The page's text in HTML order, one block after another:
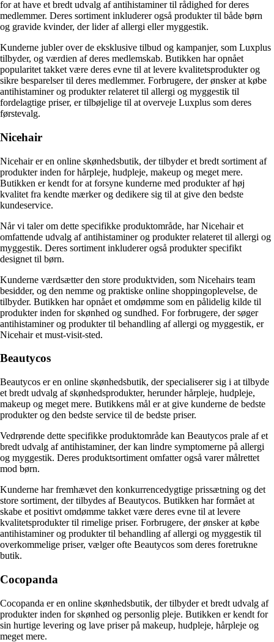
for at have et bredt udvalg af antihistaminer til rådighed for deres
medlemmer. Deres sortiment inkluderer også produkter til både børn
og gravide kvinder, der lider af allergi eller myggestik.
Kunderne jubler over de eksklusive tilbud og kampanjer, som Luxplus
tilbyder, og værdien af ​​deres medlemskab. Butikken har opnået
popularitet takket være deres evne til at levere kvalitetsprodukter og
sikre besparelser til deres medlemmer. Forbrugere, der ønsker at købe
antihistaminer og produkter relateret til allergi og myggestik til
fordelagtige priser, er tilbøjelige til at overveje Luxplus som deres
førstevalg.
Nicehair
Nicehair er en online skønhedsbutik, der tilbyder et bredt sortiment af
produkter inden for hårpleje, hudpleje, makeup og meget mere.
Butikken er kendt for at forsyne kunderne med produkter af høj
kvalitet fra kendte mærker og dedikere sig til at give den bedste
kundeservice.
Når vi taler om dette specifikke produktområde, har Nicehair et
omfattende udvalg af antihistaminer og produkter relateret til allergi og
myggestik. Deres sortiment inkluderer også produkter specifikt
designet til børn.
Kunderne værdsætter den store produktviden, som Nicehairs team
besidder, og den nemme og praktiske online shoppingoplevelse, de
tilbyder. Butikken har opnået et omdømme som en pålidelig kilde til
produkter inden for skønhed og sundhed. For forbrugere, der søger
antihistaminer og produkter til behandling af allergi og myggestik, er
Nicehair et must-visit-sted.
Beautycos
Beautycos er en online skønhedsbutik, der specialiserer sig i at tilbyde
et bredt udvalg af skønhedsprodukter, herunder hårpleje, hudpleje,
makeup og meget mere. Butikkens mål er at give kunderne de bedste
produkter og den bedste service til de bedste priser.
Vedrørende dette specifikke produktområde kan Beautycos prale af et
bredt udvalg af antihistaminer, der kan lindre symptomerne på allergi
og myggestik. Deres produktsortiment omfatter også varer målrettet
mod børn.
Kunderne har fremhævet den konkurrencedygtige prissætning og det
store sortiment, der tilbydes af Beautycos. Butikken har formået at
skabe et positivt omdømme takket være deres evne til at levere
kvalitetsprodukter til rimelige priser. Forbrugere, der ønsker at købe
antihistaminer og produkter til behandling af allergi og myggestik til
overkommelige priser, vælger ofte Beautycos som deres foretrukne
butik.
Cocopanda
Cocopanda er en online skønhedsbutik, der tilbyder et bredt udvalg af
produkter inden for skønhed og personlig pleje. Butikken er kendt for
sin hurtige levering og lave priser på makeup, hudpleje, hårpleje og
meget mere.